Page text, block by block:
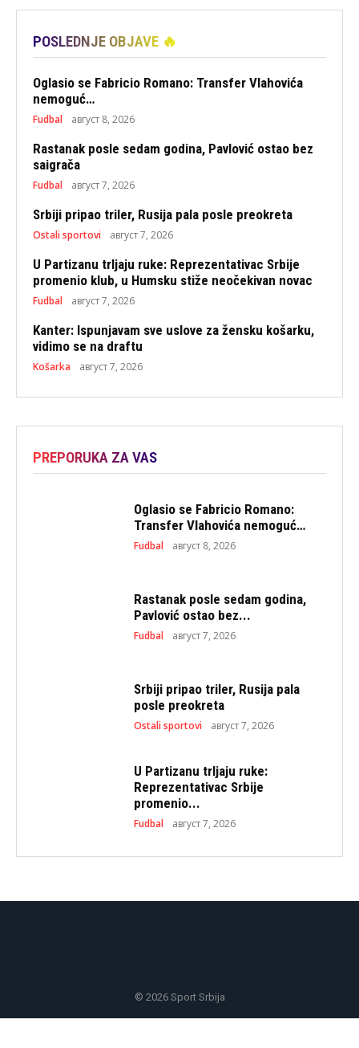
POSLEDNJE OBJAVE 🔥
Oglasio se Fabricio Romano: Transfer Vlahovića
nemoguć…
Fudbal август 8, 2026
Rastanak posle sedam godina, Pavlović ostao bez
saigrača
Fudbal август 7, 2026
Srbiji pripao triler, Rusija pala posle preokreta
Ostali sportovi август 7, 2026
U Partizanu trljaju ruke: Reprezentativac Srbije
promenio klub, u Humsku stiže neočekivan novac
Fudbal август 7, 2026
Kanter: Ispunjavam sve uslove za žensku košarku,
vidimo se na draftu
Košarka август 7, 2026
PREPORUKA ZA VAS
Oglasio se Fabricio Romano:
Transfer Vlahovića nemoguć…
Fudbal август 8, 2026
Rastanak posle sedam godina,
Pavlović ostao bez...
Fudbal август 7, 2026
Srbiji pripao triler, Rusija pala
posle preokreta
Ostali sportovi август 7, 2026
U Partizanu trljaju ruke:
Reprezentativac Srbije
promenio...
Fudbal август 7, 2026
© 2026 Sport Srbija